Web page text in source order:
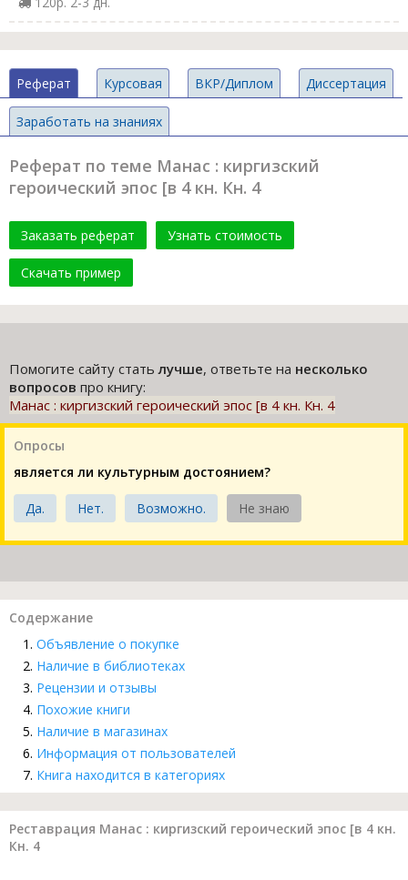
Реферат Курсовая ВКР/Диплом Диссертация
Заработать на знаниях
Реферат по теме Манас : киргизский
героический эпос [в 4 кн. Кн. 4
Заказать реферат Узнать стоимость
Скачать пример
Помогите сайту статьлучше, ответьте на несколько
вопросов про книгу:
Манас : киргизский героический эпос [в 4 кн. Кн. 4
Опросы
является ли культурным достоянием?
Да. Нет. Возможно. Не знаю
Содержание
Объявление о покупке
Наличие в библиотеках
Рецензии и отзывы
Похожие книги
Наличие в магазинах
Информация от пользователей
Книга находится в категориях
Реставрация Манас : киргизский героический эпос [в 4 кн.
Кн. 4